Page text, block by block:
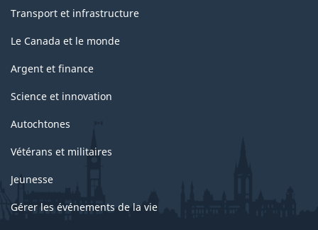
Transport et infrastructure
Le Canada et le monde
Argent et finance
Science et innovation
Autochtones
Vétérans et militaires
Jeunesse
Gérer les événements de la vie